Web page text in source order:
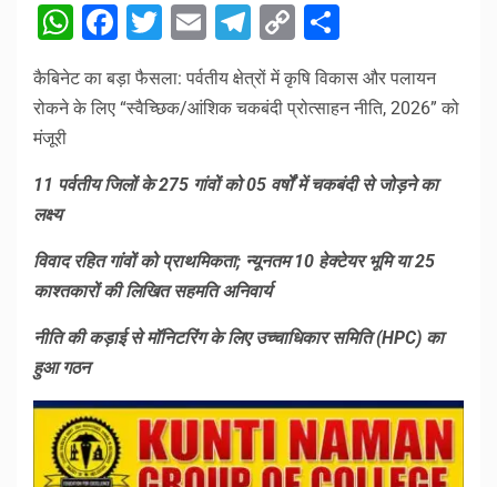
WhatsApp
Facebook
Twitter
EmailTelegram
Copy
Link
कैबिनेट का बड़ा फैसला: पर्वतीय क्षेत्रों में कृषि विकास और पलायन
रोकने के लिए “स्वैच्छिक/आंशिक चकबंदी प्रोत्साहन नीति, 2026” को
मंजूरी
11 पर्वतीय जिलों के 275 गांवों को 05 वर्षों में चकबंदी से जोड़ने का
लक्ष्य
विवाद रहित गांवों को प्राथमिकता; न्यूनतम 10 हेक्टेयर भूमि या 25
काश्तकारों की लिखित सहमति अनिवार्य
नीति की कड़ाई से मॉनिटरिंग के लिए उच्चाधिकार समिति (HPC) का
हुआ गठन